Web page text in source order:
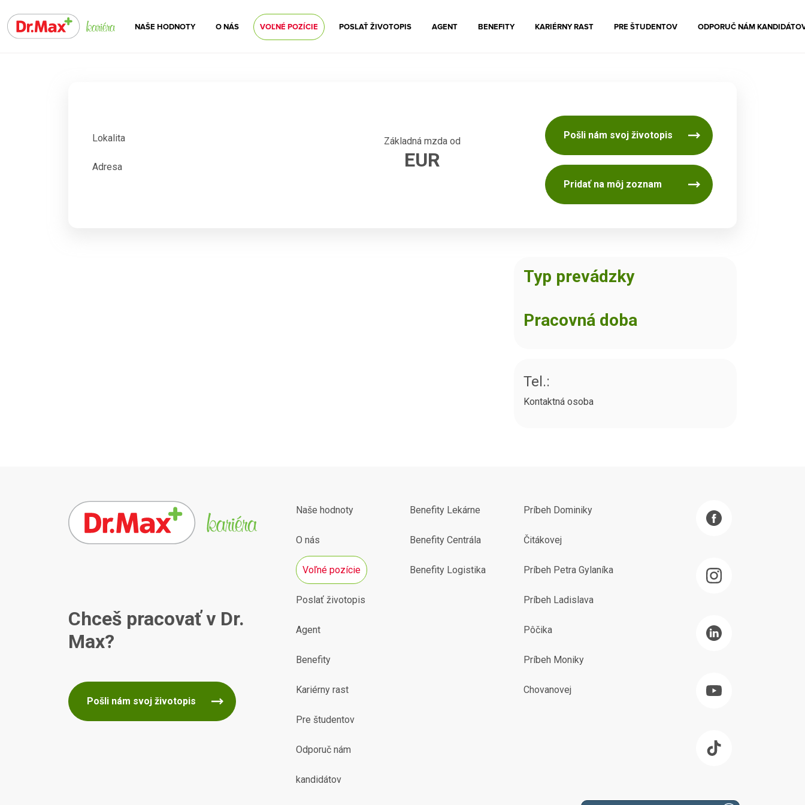
NAŠE HODNOTY O NÁS VOĽNÉ POZÍCIE POSLAŤ ŽIVOTOPIS AGENT BENEFITY KARIÉRNY RAST PRE ŠTUDENTOV ODPORUČ NÁM
Lokalita
Adresa
Základná mzda od
EUR
Pošli nám svoj životopis
Pridať na môj zoznam
Typ prevádzky
Pracovná doba
Tel.:
Kontaktná osoba
Chceš pracovať v Dr.
Max?
Pošli nám svoj životopis
Naše hodnoty
O nás
Voľné pozície
Poslať životopis
Agent
Benefity
Kariérny rast
Pre študentov
Odporuč nám
kandidátov
Benefity Lekárne
Benefity Centrála
Benefity Logistika
Príbeh Dominiky
Čitákovej
Príbeh Petra Gylaníka
Príbeh Ladislava
Pôčika
Príbeh Moniky
Chovanovej